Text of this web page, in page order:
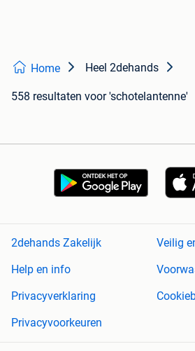
Home Heel 2dehands
558 resultaten voor 'schotelantenne'
2dehands Zakelijk
Veilig
Help en info
Privacyverklaring
Privacyvoorkeuren